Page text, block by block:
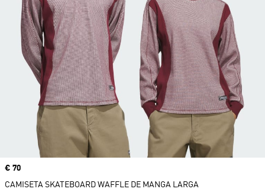
Precio
€ 70
CAMISETA SKATEBOARD WAFFLE DE MANGA LARGA